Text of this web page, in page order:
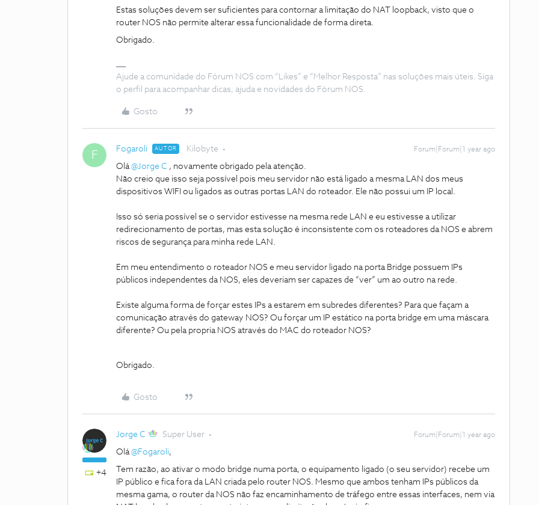
Estas soluções devem ser suficientes para contornar a limitação do NAT loopback, visto que o
router NOS não permite alterar essa funcionalidade de forma direta.
Obrigado.
Ajude a comunidade do Fórum NOS com “Likes” e “Melhor Resposta” nas soluções mais úteis. Siga
o perfil para acompanhar dicas, ajuda e novidades do Fórum NOS.
Gosto
F Fogaroli AUTOR Kilobyte Forum|Forum|1 year ago
Olá ​@Jorge C , novamente obrigado pela atenção.
Não creio que isso seja possível pois meu servidor não está ligado a mesma LAN dos meus
dispositivos WIFI ou ligados as outras portas LAN do roteador. Ele não possui um IP local.
Isso só seria possível se o servidor estivesse na mesma rede LAN e eu estivesse a utilizar
redirecionamento de portas, mas esta solução é inconsistente com os roteadores da NOS e abrem
riscos de segurança para minha rede LAN.
Em meu entendimento o roteador NOS e meu servidor ligado na porta Bridge possuem IPs
públicos independentes da NOS, eles deveriam ser capazes de “ver” um ao outro na rede.
Existe alguma forma de forçar estes IPs a estarem em subredes diferentes? Para que façam a
comunicação através do gateway NOS? Ou forçar um IP estático na porta bridge em uma máscara
diferente? Ou pela propria NOS através do MAC do roteador NOS?
Obrigado.
Gosto
+4
Jorge C Super User Forum|Forum|1 year ago
Olá ​@Fogaroli,
Tem razão, ao ativar o modo bridge numa porta, o equipamento ligado (o seu servidor) recebe um
IP público e fica fora da LAN criada pelo router NOS. Mesmo que ambos tenham IPs públicos da
mesma gama, o router da NOS não faz encaminhamento de tráfego entre essas interfaces, nem via